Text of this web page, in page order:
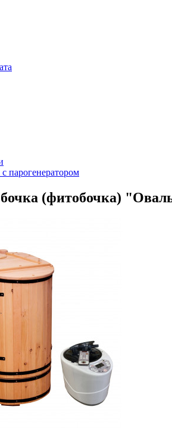
парогенератором
(фитобочка)